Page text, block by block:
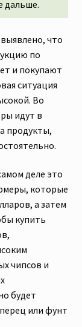
дальше.
что
по
и покупают
ситуация
Во
идут в
продукты,
деле это
которые
а затем
купить
чипсов и
будет
или фунт